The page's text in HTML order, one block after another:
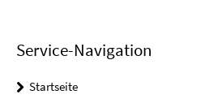
Service-Navigation
Startseite